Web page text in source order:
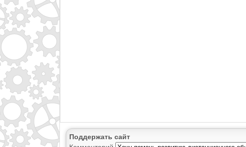
Поддержать сайт